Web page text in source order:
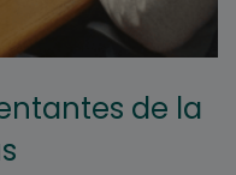
de la